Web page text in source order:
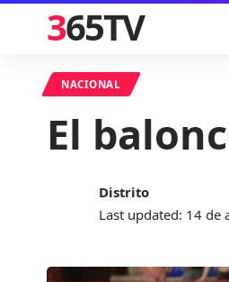
365TV
NACIONAL
El
Last updated: 14 de
Distrito